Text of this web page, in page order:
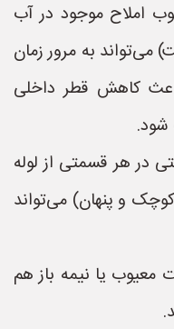
املاح موجود در آب
به مرور زمان
کاهش قطر داخلی
هر قسمتی از لوله
و پنهان) می‌تواند
یا نیمه باز هم